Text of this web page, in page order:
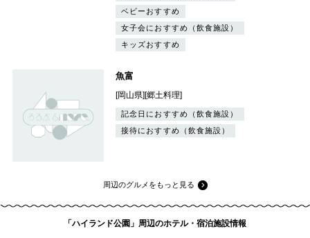
ベビーおすすめ
女子会におすすめ（飲食施設）
キッズおすすめ
魚富
[岡山県][郷土料理]
記念日におすすめ（飲食施設）
接待におすすめ（飲食施設）
周辺のグルメをもっと見る
「ハイランド公園」周辺のホテル・宿泊施設情報